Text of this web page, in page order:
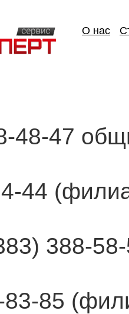
О нас
48-47
44
388-
83-85